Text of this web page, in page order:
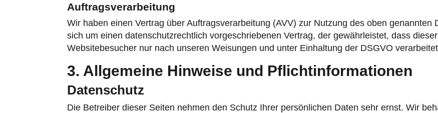
Auftragsverarbeitung
Wir haben einen Vertrag über Auftragsverarbeitung (AVV) zur Nutzung des oben
sich um einen datenschutzrechtlich vorgeschriebenen Vertrag, der gewährleistet, dass
Websitebesucher nur nach unseren Weisungen und unter Einhaltung der DSGVO
3. Allgemeine Hinweise und Pflicht­informationen
Datenschutz
Die Betreiber dieser Seiten nehmen den Schutz Ihrer persönlichen Daten sehr ernst. Wir